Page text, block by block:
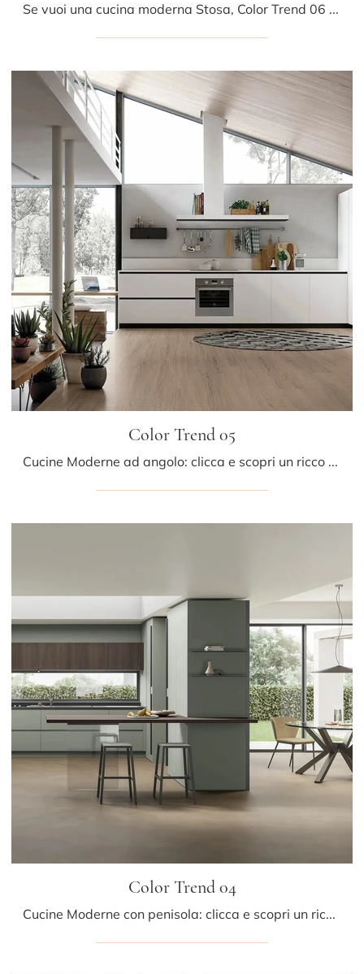
Se vuoi una cucina moderna Stosa, Color Trend 06 in legno ti aspetta nel nostro negozio di Cucine Moderne con isola.
Color Trend 05
Cucine Moderne ad angolo: clicca e scopri un ricco catalogo di soluzioni della firma Stosa, tra cui il modello Color Trend 05.
Color Trend 04
Cucine Moderne con penisola: clicca e scopri un ricco catalogo di soluzioni della marca Stosa, tra cui il modello Color Trend 04.